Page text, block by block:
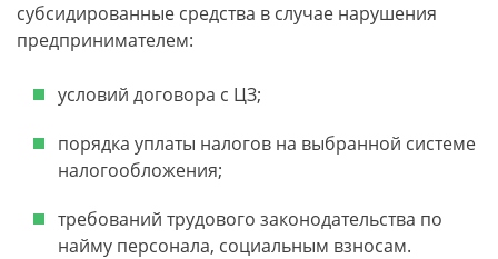
субсидированные средства в случае нарушения
предпринимателем:
условий договора с ЦЗ;
порядка уплаты налогов на выбранной системе
налогообложения;
требований трудового законодательства по
найму персонала, социальным взносам.